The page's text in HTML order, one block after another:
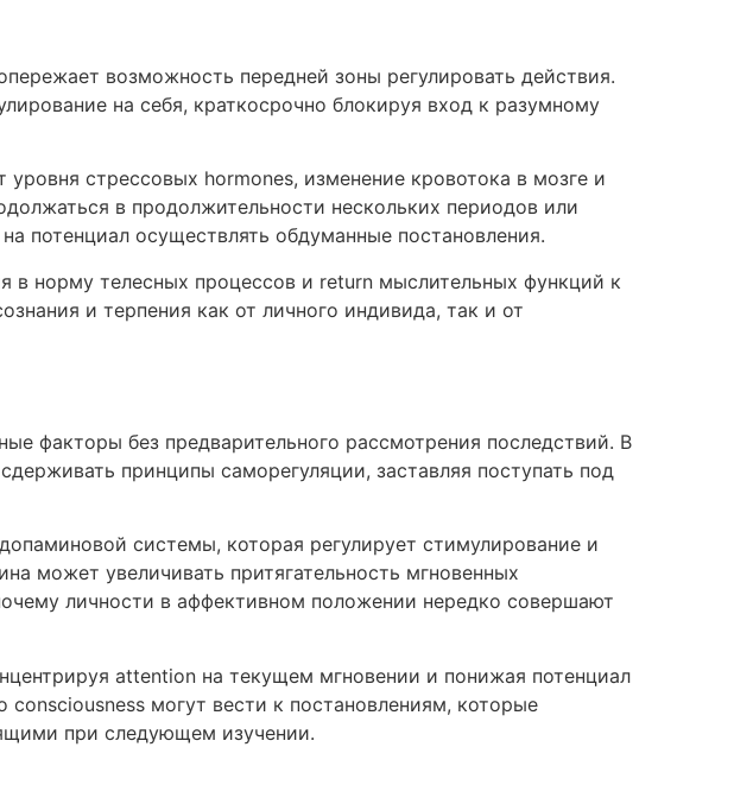
возможность передней зоны регулировать действия.
на себя, краткосрочно блокируя вход к разумному
стрессовых hormones, изменение кровотока в мозге и
в продолжительности нескольких периодов или
потенциал осуществлять обдуманные постановления.
в норму телесных процессов и return мыслительных функций к
и терпения как от личного индивида, так и от
факторы без предварительного рассмотрения последствий. В
принципы саморегуляции, заставляя поступать под
системы, которая регулирует стимулирование и
может увеличивать притягательность мгновенных
личности в аффективном положении нередко совершают
attention на текущем мгновении и понижая потенциал
могут вести к постановлениям, которые
при следующем изучении.